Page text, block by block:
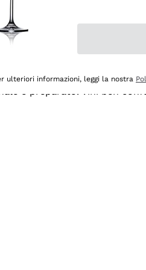
e preparato. Vini ben
ulteriori informazioni, leggi la nostra